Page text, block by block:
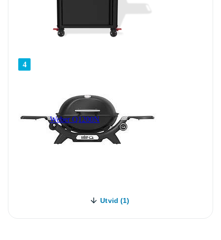
4
Weber Q1200N
Utvid (1)